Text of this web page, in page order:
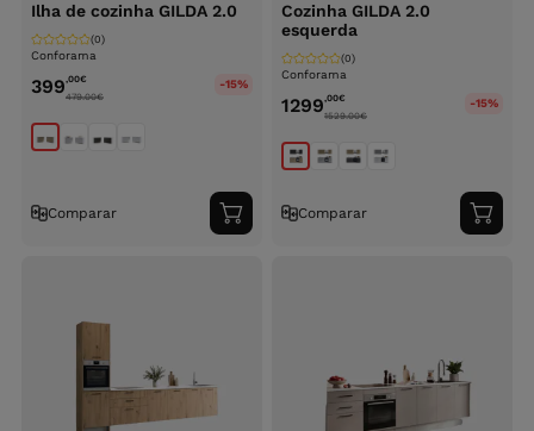
Ilha de cozinha GILDA 2.0
Conforama
(0)
399,00€
479.00€
-15%
Comparar
Adicionar
ao
Cozinha GILDA 2.0
esquerda
Conforama
(0)
1299,00€
1529.00€
-15%
Comparar
ao